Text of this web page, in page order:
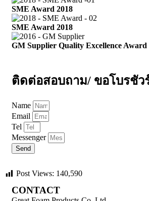
SME Award 2018
SME Award 2018
GM Supplier Quality Excellence Award
ติดต่อสอบถาม/ ขอโบรชัว
Name
Email
Tel
Messenger
Send
Post Views: 140,590
CONTACT